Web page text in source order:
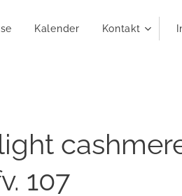
Kalender Kontakt
107